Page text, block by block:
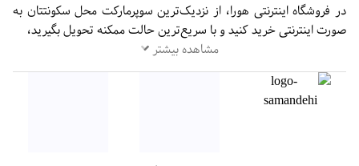
در فروشگاه اینترنتی هورا، از نزدیک‌ترین سوپرمارکت محل سکونتتان به
صورت اینترنتی خرید کنید و با سریع‌ترین حالت ممکنه تحویل بگیرید،
مشاهده بیشتر